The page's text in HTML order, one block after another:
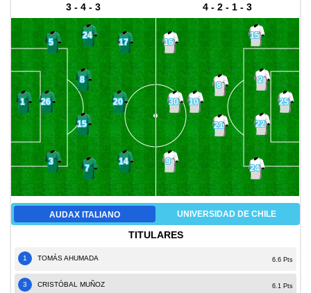
3 - 4 - 3
1
5
26
3
24
8
15
7
17
20
14
4 - 2 - 1 - 3
25
15
2
22
24
8
21
10
16
30
9
AUDAX ITALIANO UNIVERSIDAD DE CHILE
TITULARES
1 TOMÁS AHUMADA 6.6 Pts
3 CRISTÓBAL MUÑOZ 6.1 Pts